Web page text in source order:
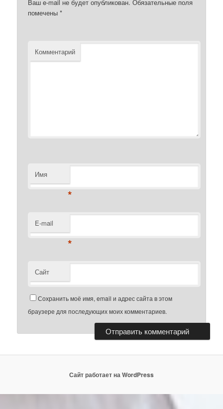
Ваш e-mail не будет опубликован. Обязательные поля
помечены*
Комментарий
Имя
*
E-mail
*
Сайт
Сохранить моё имя, email и адрес сайта в этом
браузере для последующих моих комментариев.
Сайт работает на WordPress